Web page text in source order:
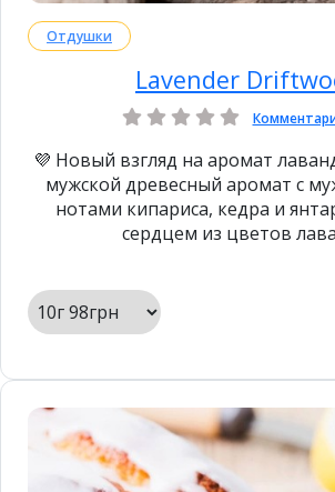
Отдушки
Lavender
💜 Новый взгляд на аромат
мужской древесный аромат с
нотами кипариса, кедра и
сердцем из цветов